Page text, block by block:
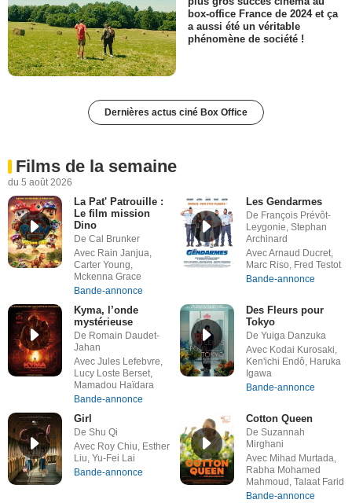
box-office France de 2024 et ça
a aussi été un véritable
phénomène de société !
Dernières actus ciné Box Office
Films de la semaine
du 5 août 2026
La Pat' Patrouille :
Le film mission
Dino
De Cal Brunker
Avec Rain Janjua,
Carter Young,
Mckenna Grace
Bande-annonce
Les Gendarmes
De François Prévôt-
Leygonie, Stephan
Archinard
Avec Arnaud Ducret,
Marc Riso, Fred Testot
Bande-annonce
Kyma, l’onde
mystérieuse
De Romain Daudet-
Jahan
Avec Jules Lefebvre,
Lucy Loste Berset,
Mamadou Haïdara
Bande-annonce
Des Fleurs pour
Tokyo
De Yuiga Danzuka
Avec Kodai Kurosaki,
Ken'ichi Endô, Haruka
Igawa
Bande-annonce
Girl
De Shu Qi
Avec Roy Chiu, Esther
Liu, Yu-Fei Lai
Bande-annonce
Cotton Queen
De Suzannah
Mirghani
Avec Mihad Murtada,
Rabha Mohamed
Mahmoud, Talaat Farid
Bande-annonce